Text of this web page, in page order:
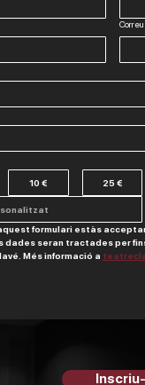
10 € 25 €
formulari estàs
dades seran tractades per
Més informació a